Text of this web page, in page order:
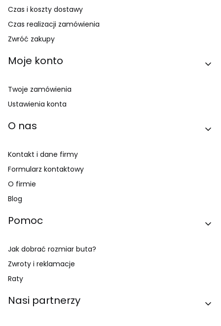
Czas i koszty dostawy
Czas realizacji zamówienia
Zwróć zakupy
Moje konto
Twoje zamówienia
Ustawienia konta
O nas
Kontakt i dane firmy
Formularz kontaktowy
O firmie
Blog
Pomoc
Jak dobrać rozmiar buta?
Zwroty i reklamacje
Raty
Nasi partnerzy